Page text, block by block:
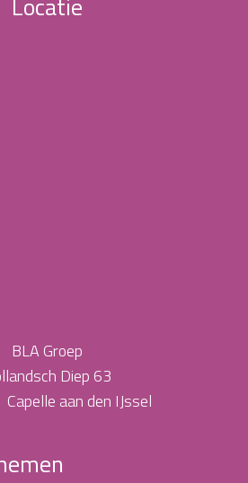
BLA Groep
Diep 63
aan den IJssel